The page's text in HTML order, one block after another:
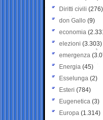
Diritti civili (276)
don Gallo (9)
economia
elezioni (3.303)
emergenza
Energia (45)
Esselunga (2)
Esteri (784)
Eugenetica (3)
Europa (1.314)